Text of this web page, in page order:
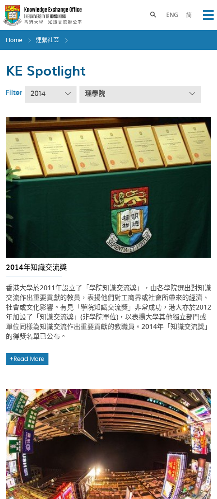
Skip
to
main
content
ENG 简
Toggle search panel
Home 連繫社區
KE Spotlight
Filter 2014 理學院
2014年知識交流獎
香港大學於2011年設立了「學院知識交流獎」，由各學院選出對知識
交流作出重要貢獻的教員，表揚他們對工商界或社會所帶來的經濟、
社會或文化影響。有見「學院知識交流獎」非常成功，港大亦於2012
年加設了「知識交流獎」(非學院單位)，以表揚大學其他獨立部門或
單位同樣為知識交流作出重要貢獻的教職員。2014年「知識交流獎」
的得獎名單已公布。
Read More